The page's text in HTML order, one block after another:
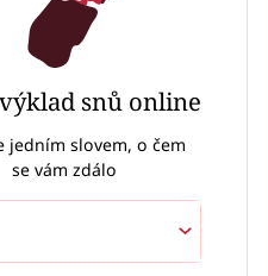
snů online
jedním slovem, o čem
se vám zdálo